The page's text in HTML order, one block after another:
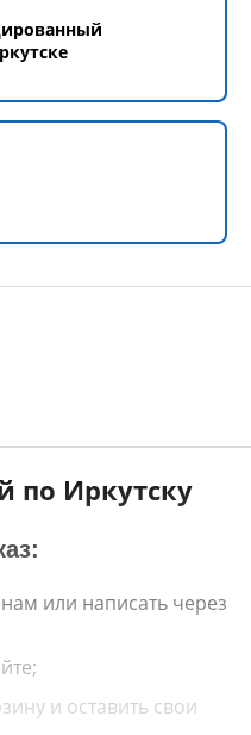
по Иркутску
или написать через
и оставить свои